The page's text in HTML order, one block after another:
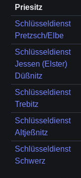
Priesitz
Schlüsseldienst
Pretzsch/Elbe
Schlüsseldienst
Jessen (Elster)
Düßnitz
Schlüsseldienst
Trebitz
Schlüsseldienst
Altjeßnitz
Schlüsseldienst
Schwerz